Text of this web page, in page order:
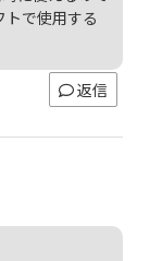
で使用する
返信